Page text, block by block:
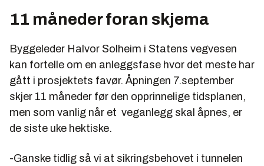
11 måneder foran skjema
Byggeleder Halvor Solheim i Statens vegvesen
kan fortelle om en anleggsfase hvor det meste har
gått i prosjektets favør. Åpningen 7.september
skjer 11 måneder før den opprinnelige tidsplanen,
men som vanlig når et veganlegg skal åpnes, er
de siste uke hektiske.
-Ganske tidlig så vi at sikringsbehovet i tunnelen